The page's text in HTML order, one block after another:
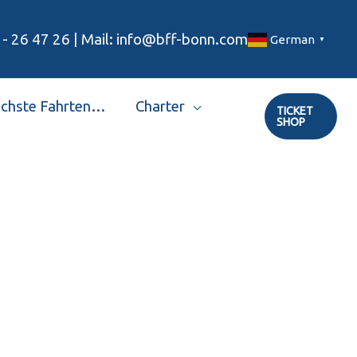
26 47 26 | Mail: info@bff-bonn.com German ▼
Fahrten…
Charter
TICKET
SHOP